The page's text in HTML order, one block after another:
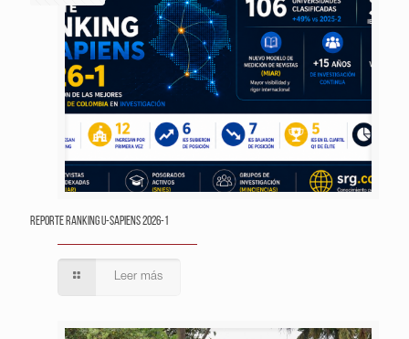
Reporte Ranking U-Sapiens 2026-1
Leer más